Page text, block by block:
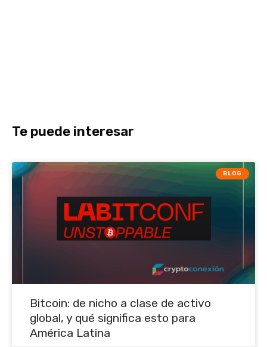
Te puede interesar
BLOG
Bitcoin: de nicho a clase de activo
global, y qué significa esto para
América Latina